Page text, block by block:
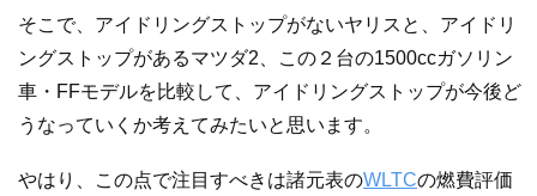
そこで、アイドリングストップがないヤリスと、アイドリ
ングストップがあるマツダ2、この２台の1500ccガソリン
車・FFモデルを比較して、アイドリングストップが今後ど
うなっていくか考えてみたいと思います。
やはり、この点で注目すべきは諸元表のWLTCの燃費評価